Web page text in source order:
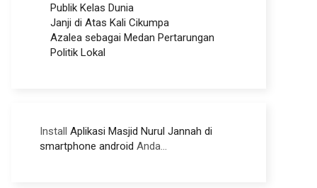
Publik Kelas Dunia
Janji di Atas Kali Cikumpa
Azalea sebagai Medan Pertarungan
Politik Lokal
Install Aplikasi Masjid Nurul Jannah di
smartphone android Anda...